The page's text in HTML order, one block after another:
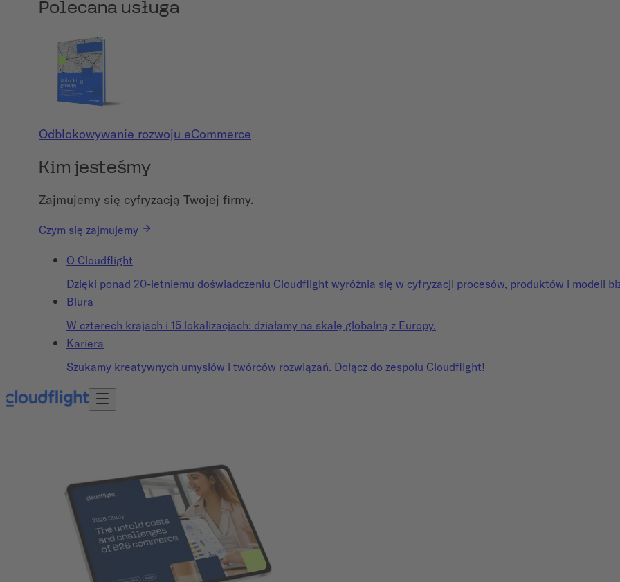
Polecana usługa
Odblokowywanie rozwoju eCommerce
Kim jesteśmy
Zajmujemy się cyfryzacją Twojej firmy.
Czym się zajmujemy
O Cloudflight
Dzięki ponad 20-letniemu doświadczeniu Cloudflight wyróżnia się w cyfryzacji procesów, produktów i modeli
Biura
W czterech krajach i 15 lokalizacjach: działamy na skalę globalną z Europy.
Kariera
Szukamy kreatywnych umysłów i twórców rozwiązań. Dołącz do zespołu Cloudflight!